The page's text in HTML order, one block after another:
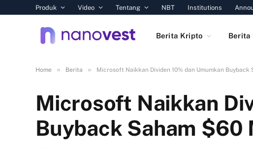
Produk Video Tentang NBT Institutions
Berita Kripto Berita
Home » Berita » Microsoft Naikkan Dividen 10% dan Umumkan Buyback
Microsoft Naikkan
Buyback Saham $60